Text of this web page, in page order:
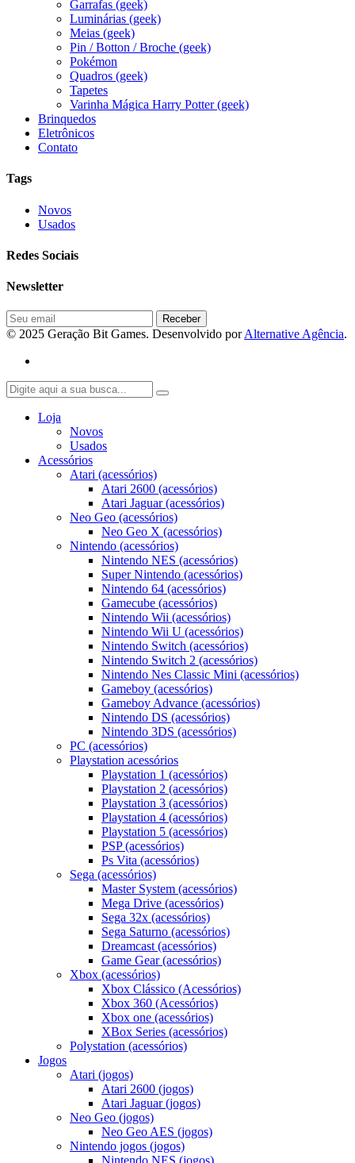
Garrafas (geek)
Luminárias (geek)
Meias (geek)
Pin / Botton / Broche (geek)
Pokémon
Quadros (geek)
Tapetes
Varinha Mágica Harry Potter (geek)
Brinquedos
Eletrônicos
Contato
Tags
Novos
Usados
Redes Sociais
Newsletter
© 2025 Geração Bit Games. Desenvolvido porAlternative Agência.
Loja
Novos
Usados
Acessórios
Atari (acessórios)
Atari 2600 (acessórios)
Atari Jaguar (acessórios)
Neo Geo (acessórios)
Neo Geo X (acessórios)
Nintendo (acessórios)
Nintendo NES (acessórios)
Super Nintendo (acessórios)
Nintendo 64 (acessórios)
Gamecube (acessórios)
Nintendo Wii (acessórios)
Nintendo Wii U (acessórios)
Nintendo Switch (acessórios)
Nintendo Switch 2 (acessórios)
Nintendo Nes Classic Mini (acessórios)
Gameboy (acessórios)
Gameboy Advance (acessórios)
Nintendo DS (acessórios)
Nintendo 3DS (acessórios)
PC (acessórios)
Playstation acessórios
Playstation 1 (acessórios)
Playstation 2 (acessórios)
Playstation 3 (acessórios)
Playstation 4 (acessórios)
Playstation 5 (acessórios)
PSP (acessórios)
Ps Vita (acessórios)
Sega (acessórios)
Master System (acessórios)
Mega Drive (acessórios)
Sega 32x (acessórios)
Sega Saturno (acessórios)
Dreamcast (acessórios)
Game Gear (acessórios)
Xbox (acessórios)
Xbox Clássico (Acessórios)
Xbox 360 (Acessórios)
Xbox one (acessórios)
XBox Series (acessórios)
Polystation (acessórios)
Jogos
Atari (jogos)
Atari 2600 (jogos)
Atari Jaguar (jogos)
Neo Geo (jogos)
Neo Geo AES (jogos)
Nintendo jogos (jogos)